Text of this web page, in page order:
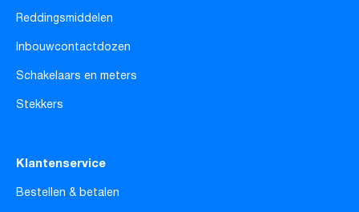
Reddingsmiddelen
Inbouwcontactdozen
Schakelaars en meters
Stekkers
Klantenservice
Bestellen & betalen